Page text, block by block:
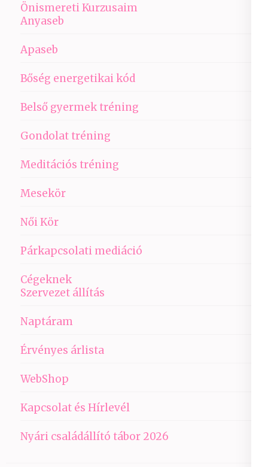
Önismereti Kurzusaim
Anyaseb
Apaseb
Bőség energetikai kód
Belső gyermek tréning
Gondolat tréning
Meditációs tréning
Mesekör
Női Kör
Párkapcsolati mediáció
Cégeknek
Szervezet állítás
Naptáram
Érvényes árlista
WebShop
Kapcsolat és Hírlevél
Nyári családállító tábor 2026